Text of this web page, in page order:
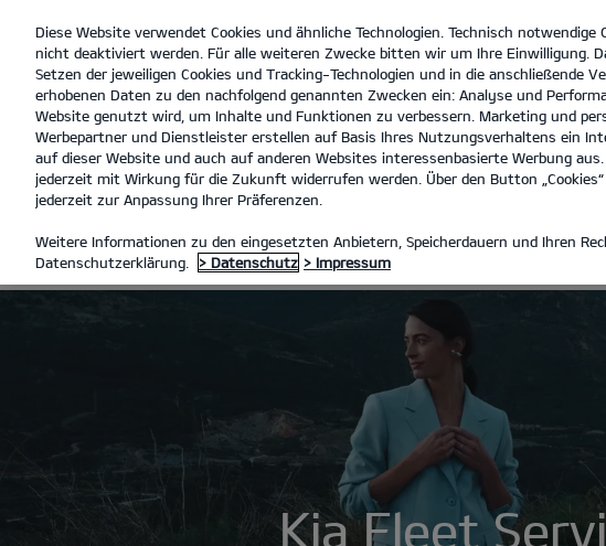
open
menu
S. Maske
SONDERFAHRZEUGE
SONDERFAHRZEUGE
Kia Fleet
Diese Website verwendet Cookies und ähnliche Technologien. Technisch
nicht deaktiviert werden. Für alle weiteren Zwecke bitten wir um Ihre Einwilligung.
Setzen der jeweiligen Cookies und Tracking-Technologien und in die anschließende
erhobenen Daten zu den nachfolgend genannten Zwecken ein: Analyse und
Website genutzt wird, um Inhalte und Funktionen zu verbessern. Marketing und
Werbepartner und Dienstleister erstellen auf Basis Ihres Nutzungsverhaltens ein
auf dieser Website und auch auf anderen Websites interessenbasierte Werbung
jederzeit mit Wirkung für die Zukunft widerrufen werden. Über den Button „Cookies“
jederzeit zur Anpassung Ihrer Präferenzen.
Weitere Informationen zu den eingesetzten Anbietern, Speicherdauern und Ihren
Datenschutzerklärung.
> Datenschutz > Impressum